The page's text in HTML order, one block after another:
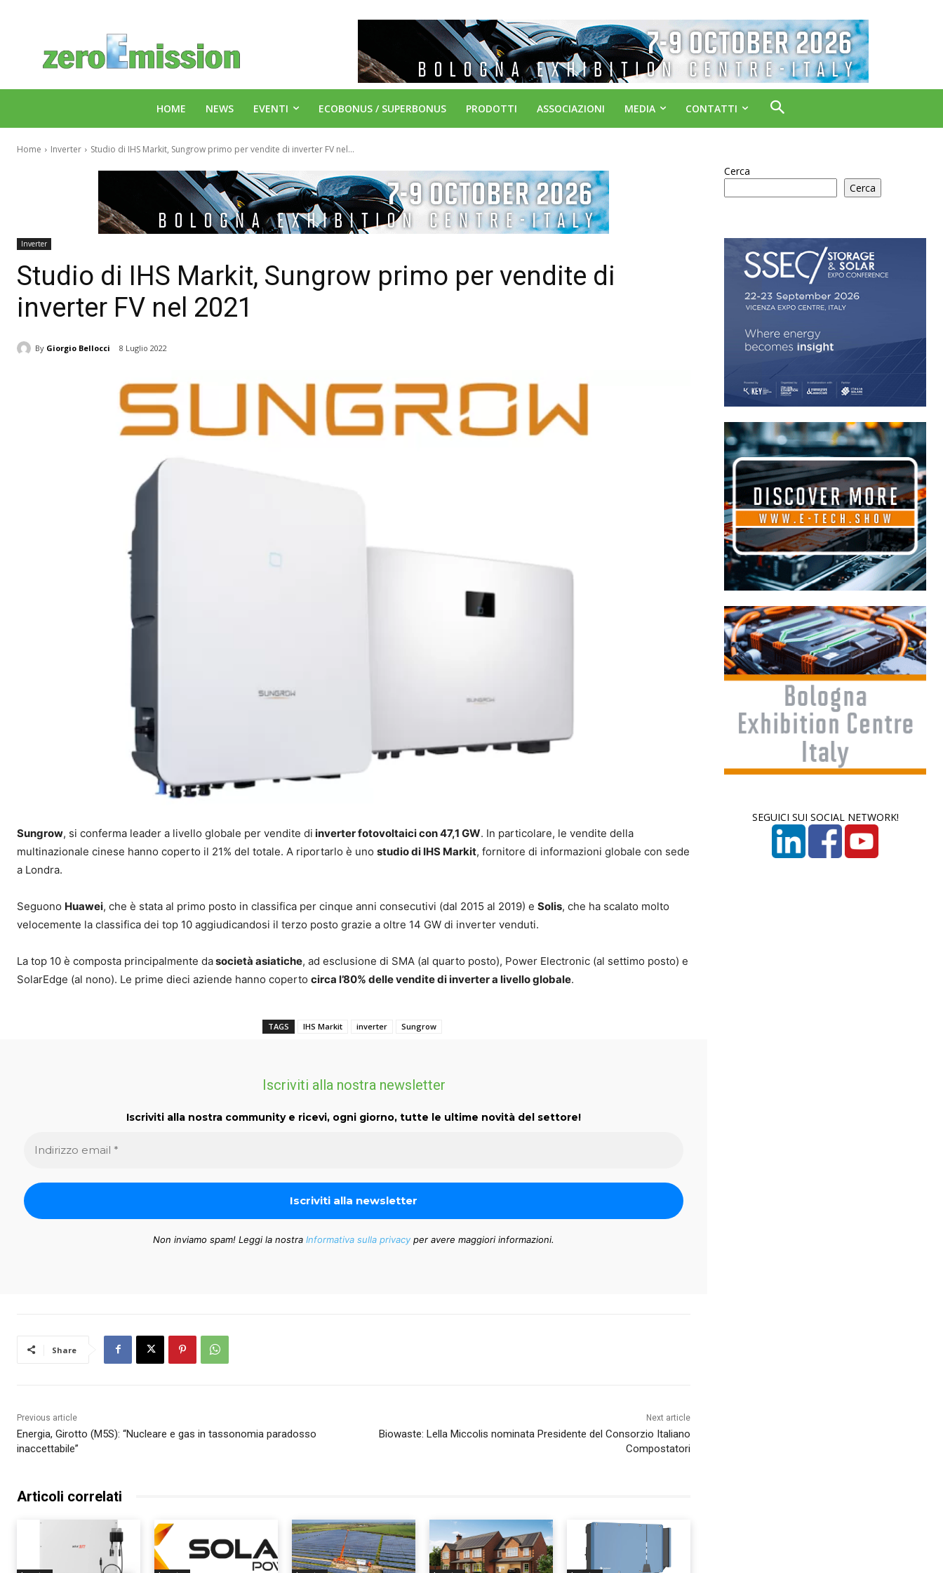
HOME NEWS EVENTI ECOBONUS / SUPERBONUS PRODOTTI ASSOCIAZIONI MEDIA CONTATTI
Home Inverter Studio di IHS Markit, Sungrow primo per vendite di inverter FV nel...
Inverter
Studio di IHS Markit, Sungrow primo per vendite di
inverter FV nel 2021
By Giorgio Bellocci 8 Luglio 2022
Sungrow, si conferma leader a livello globale per vendite di inverter fotovoltaici con 47,1 GW. In particolare, le vendite della
multinazionale cinese hanno coperto il 21% del totale. A riportarlo è uno studio di IHS Markit, fornitore di informazioni globale con sede
a Londra.
Seguono Huawei, che è stata al primo posto in classifica per cinque anni consecutivi (dal 2015 al 2019) e Solis, che ha scalato molto
velocemente la classifica dei top 10 aggiudicandosi il terzo posto grazie a oltre 14 GW di inverter venduti.
La top 10 è composta principalmente dasocietà asiatiche, ad esclusione di SMA (al quarto posto), Power Electronic (al settimo posto) e
SolarEdge (al nono). Le prime dieci aziende hanno coperto circa l’80% delle vendite di inverter a livello globale.
TAGS IHS Markit inverter Sungrow
Iscriviti alla nostra newsletter
Iscriviti alla nostra community e ricevi, ogni giorno, tutte le ultime novità del settore!
Non inviamo spam! Leggi la nostra Informativa sulla privacy per avere maggiori informazioni.
Share
Previous article
Energia, Girotto (M5S): “Nucleare e gas in tassonomia paradosso
inaccettabile”
Next article
Biowaste: Lella Miccolis nominata Presidente del Consorzio Italiano
Compostatori
Articoli correlati
Cerca
Cerca
SEGUICI SUI SOCIAL NETWORK!